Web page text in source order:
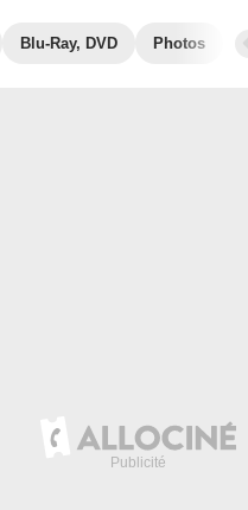
Blu-Ray, DVD Photos